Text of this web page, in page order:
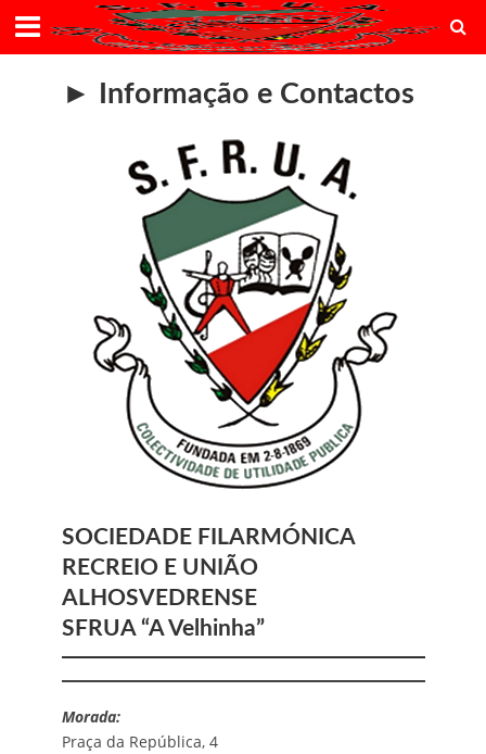
► Informação e Contactos
SOCIEDADE FILARMÓNICA
RECREIO E UNIÃO
ALHOSVEDRENSE
SFRUA “A Velhinha”
Morada:
Praça da República, 4